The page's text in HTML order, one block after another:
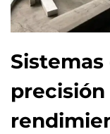
precisión